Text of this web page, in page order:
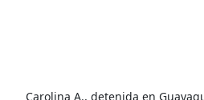
Carolina A., detenida en